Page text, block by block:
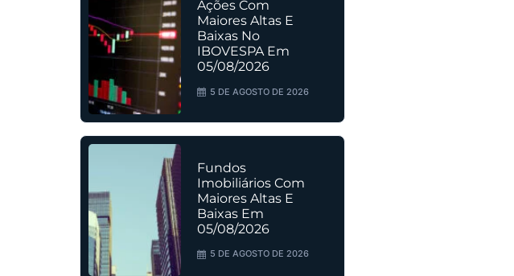
Ações Com
Maiores Altas E
Baixas No
IBOVESPA Em
05/08/2026
5 DE AGOSTO DE 2026
Fundos
Imobiliários Com
Maiores Altas E
Baixas Em
05/08/2026
5 DE AGOSTO DE 2026